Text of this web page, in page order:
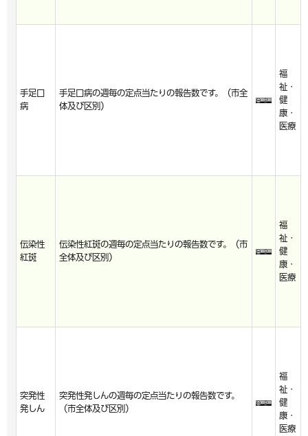
手足口
病
手足口病の週毎の定点当たりの報告数です。（市全
体及び区別）
福
祉・
健
康・
医療
伝染性
紅斑
伝染性紅斑の週毎の定点当たりの報告数です。（市
全体及び区別）
福
祉・
健
康・
医療
突発性
発しん
突発性発しんの週毎の定点当たりの報告数です。
（市全体及び区別）
福
祉・
健
康・
医療